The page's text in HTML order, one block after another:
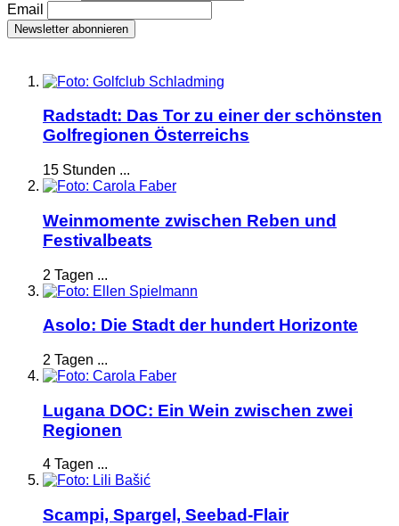
Email
Radstadt: Das Tor zu einer der schönsten
Golfregionen Österreichs
15 Stunden ...
Weinmomente zwischen Reben und
Festivalbeats
2 Tagen ...
Asolo: Die Stadt der hundert Horizonte
2 Tagen ...
Lugana DOC: Ein Wein zwischen zwei
Regionen
4 Tagen ...
Scampi, Spargel, Seebad-Flair